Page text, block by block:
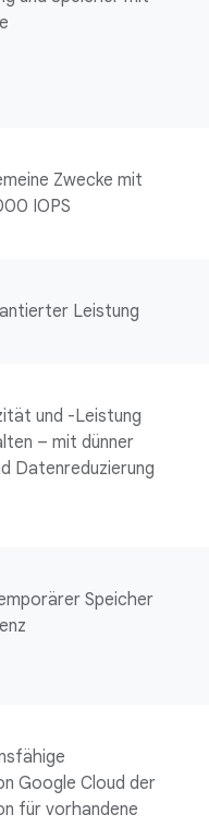
Zwecke mit
IOPS
Leistung
und -Leistung
– mit dünner
Datenreduzierung
Speicher
Google Cloud der
für vorhandene